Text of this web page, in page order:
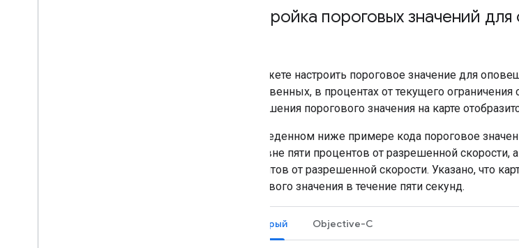
Настройка пороговых значений
Вы можете настроить пороговое значение для
существенных, в процентах от текущего
превышения порогового значения на карте
В приведенном ниже примере кода пороговое
на уровне пяти процентов от разрешенной
процентов от разрешенной скорости. Указано, что
порогового значения в течение пяти секунд.
Быстрый Objective-C